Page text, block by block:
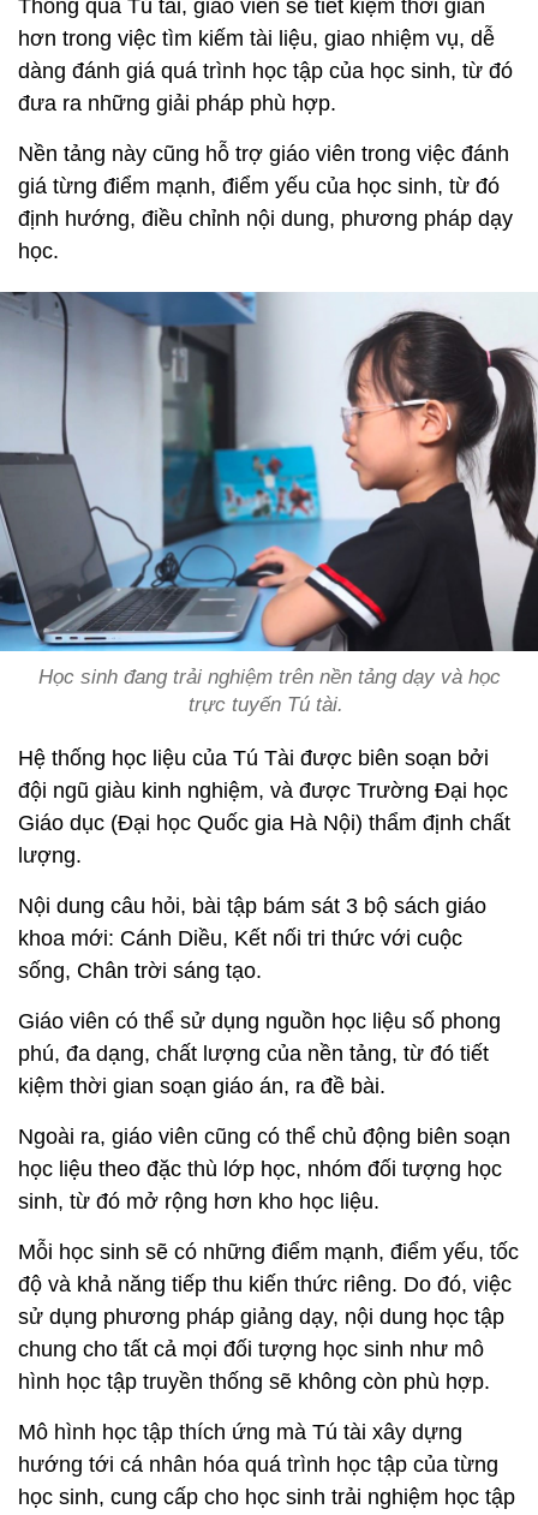
Thông qua Tú tài, giáo viên sẽ tiết kiệm thời gian
hơn trong việc tìm kiếm tài liệu, giao nhiệm vụ, dễ
dàng đánh giá quá trình học tập của học sinh, từ đó
đưa ra những giải pháp phù hợp.
Nền tảng này cũng hỗ trợ giáo viên trong việc đánh
giá từng điểm mạnh, điểm yếu của học sinh, từ đó
định hướng, điều chỉnh nội dung, phương pháp dạy
học.
Học sinh đang trải nghiệm trên nền tảng dạy và học
trực tuyến Tú tài.
Hệ thống học liệu của Tú Tài được biên soạn bởi
đội ngũ giàu kinh nghiệm, và được Trường Đại học
Giáo dục (Đại học Quốc gia Hà Nội) thẩm định chất
lượng.
Nội dung câu hỏi, bài tập bám sát 3 bộ sách giáo
khoa mới: Cánh Diều, Kết nối tri thức với cuộc
sống, Chân trời sáng tạo.
Giáo viên có thể sử dụng nguồn học liệu số phong
phú, đa dạng, chất lượng của nền tảng, từ đó tiết
kiệm thời gian soạn giáo án, ra đề bài.
Ngoài ra, giáo viên cũng có thể chủ động biên soạn
học liệu theo đặc thù lớp học, nhóm đối tượng học
sinh, từ đó mở rộng hơn kho học liệu.
Mỗi học sinh sẽ có những điểm mạnh, điểm yếu, tốc
độ và khả năng tiếp thu kiến thức riêng. Do đó, việc
sử dụng phương pháp giảng dạy, nội dung học tập
chung cho tất cả mọi đối tượng học sinh như mô
hình học tập truyền thống sẽ không còn phù hợp.
Mô hình học tập thích ứng mà Tú tài xây dựng
hướng tới cá nhân hóa quá trình học tập của từng
học sinh, cung cấp cho học sinh trải nghiệm học tập